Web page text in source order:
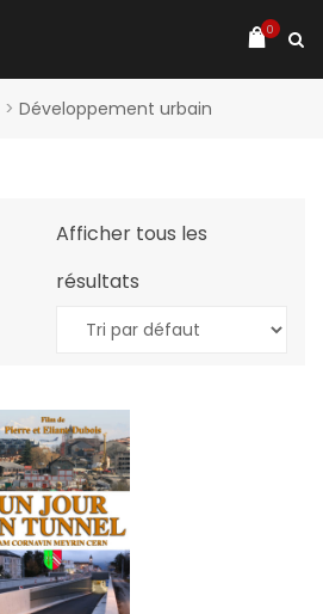
0
> Développement urbain
Afficher tous les
résultats